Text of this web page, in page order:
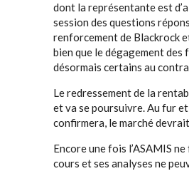
dont la représentante est
session des questions
renforcement de Blackrock
bien que le dégagement
désormais certains au
Le redressement de la
et va se poursuivre. Au fur
confirmera, le marché
Encore une fois l’ASAMIS
cours et ses analyses ne